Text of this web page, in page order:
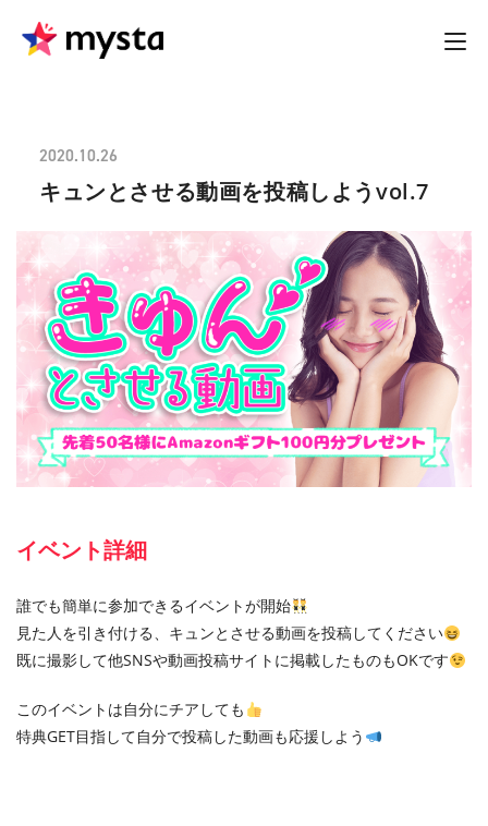
2020.10.26
キュンとさせる動画を投稿しようvol.7
イベント詳細
誰でも簡単に参加できるイベントが開始
見た人を引き付ける、キュンとさせる動画を投稿してください
既に撮影して他SNSや動画投稿サイトに掲載したものもOKです
このイベントは自分にチアしても
特典GET目指して自分で投稿した動画も応援しよう